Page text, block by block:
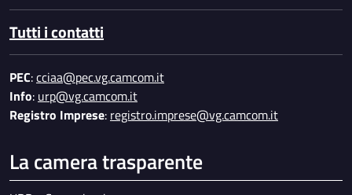
Tutti i contatti
PEC:cciaa@pec.vg.camcom.it
Info: urp@vg.camcom.it
Registro Imprese: registro.imprese@vg.camcom.it
La camera trasparente